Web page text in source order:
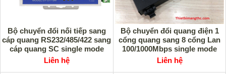
Bộ chuyển đổi nối tiếp sang
cáp quang RS232/485/422 sang
cáp quang SC single mode
UOTEK UT-277SM-SC
Liên hệ
Bộ chuyển đổi quang điện 1
cổng quang sang 8 cổng Lan
100/1000Mbps single mode
FLY-1F8TC-SWDXG
Liên hệ